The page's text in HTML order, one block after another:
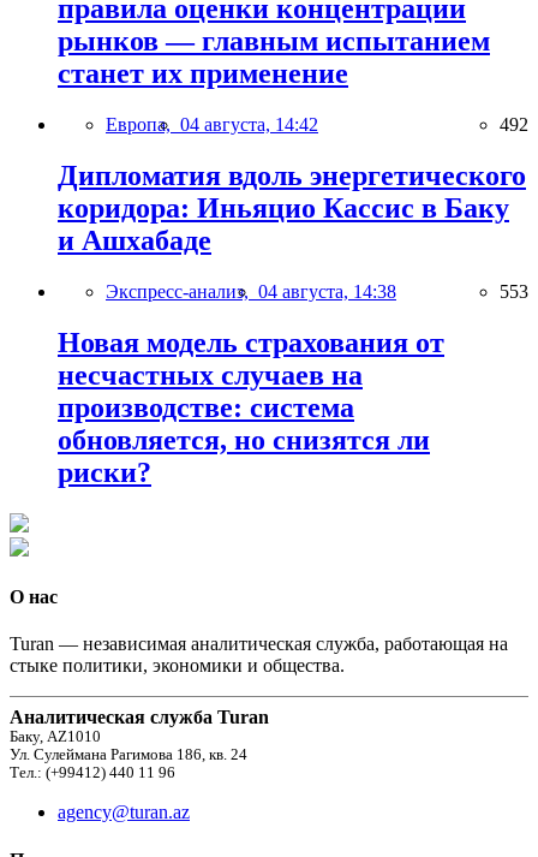
правила оценки концентрации
рынков — главным испытанием
станет их применение
Европа, 04 августа, 14:42 492
Дипломатия вдоль энергетического
коридора: Иньяцио Кассис в Баку
и Ашхабаде
Экспресс-анализ, 04 августа, 14:38 553
Новая модель страхования от
несчастных случаев на
производстве: система
обновляется, но снизятся ли
риски?
О нас
Turan — независимая аналитическая служба, работающая на
стыке политики, экономики и общества.
Аналитическая служба Turan
Баку, AZ1010
Ул. Сулеймана Рагимова 186, кв. 24
Тел.: (+99412) 440 11 96
agency@turan.az